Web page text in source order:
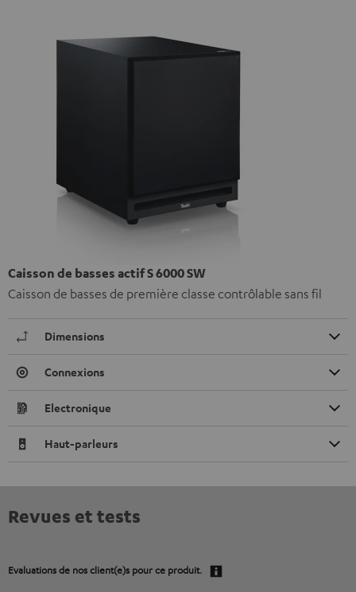
Caisson de basses actif S 6000 SW
Caisson de basses de première classe contrôlable sans fil
Dimensions
Connexions
Electronique
Haut-parleurs
Revues et tests
Evaluations de nos client(e)s pour ce produit.